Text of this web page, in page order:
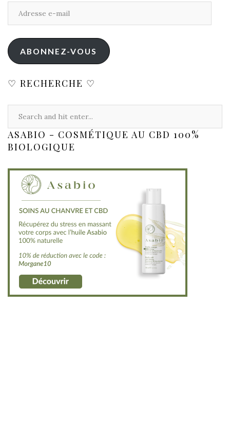
ABONNEZ-VOUS
♡ RECHERCHE ♡
ASABIO - COSMÉTIQUE AU CBD 100%
BIOLOGIQUE